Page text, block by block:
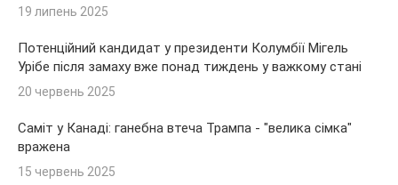
19 липень 2025
Потенційний кандидат у президенти Колумбії Мігель
Урібе після замаху вже понад тиждень у важкому стані
20 червень 2025
Саміт у Канаді: ганебна втеча Трампа - "велика сімка"
вражена
15 червень 2025